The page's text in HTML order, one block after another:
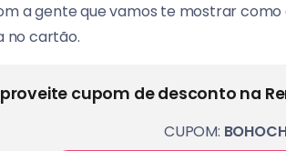
a gente que vamos te mostrar
no cartão.
cupom de desconto na
CUPOM: